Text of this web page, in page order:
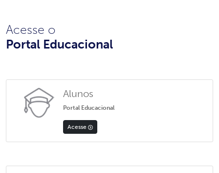
Acesse o
Portal Educacional
Alunos
Portal Educacional
Acesse